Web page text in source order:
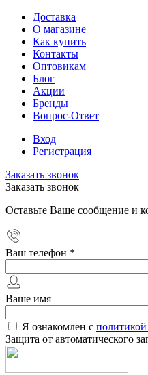
Доставка
О магазине
Как купить
Контакты
Оптовикам
Блог
Акции
Бренды
Вопрос-Ответ
Вход
Регистрация
Заказать звонок
Заказать звонок
Оставьте Ваше сообщение и
Ваш телефон *
Ваше имя
Я ознакомлен с
Защита от автоматического